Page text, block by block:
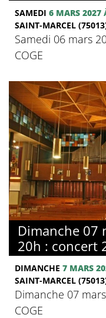
SAMEDI 6 MARS 2027
SAINT-MARCEL
Samedi 06 mars
COGE
Dimanche 07
20h : concert
DIMANCHE 7 MARS
SAINT-MARCEL
Dimanche 07
COGE